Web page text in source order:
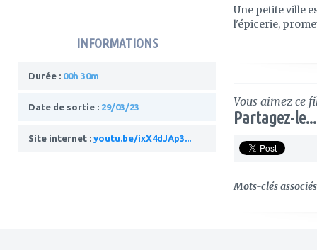
INFORMATIONS
Durée : 00h 30m
Date de sortie : 29/03/23
Site internet : youtu.be/ixX4dJAp3...
Une petite ville
l'épicerie,
Vous aimez ce
Partagez-le...
Mots-clés